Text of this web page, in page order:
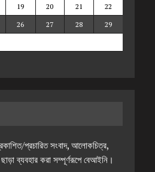
19 20 21
22
26 27 28
29
প্রচারিত সংবাদ, আলোকচিত্র,
ব্যবহার করা সম্পূর্ণরূপে বেআইনি।